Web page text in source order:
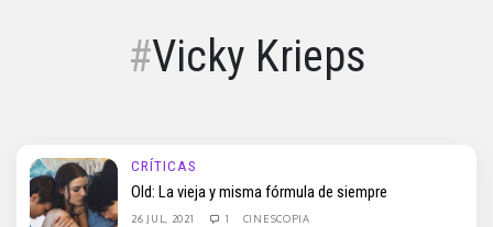
Vicky Krieps
CRÍTICAS
Old: La vieja y misma fórmula de siempre
26 JUL, 2021 1 CINESCOPIA